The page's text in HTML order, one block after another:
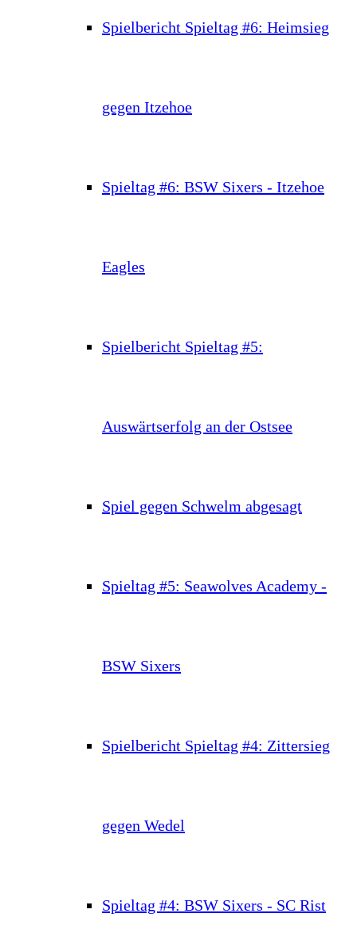
Spielbericht Spieltag #6: Heimsieg
gegen Itzehoe
Spieltag #6: BSW Sixers - Itzehoe
Eagles
Spielbericht Spieltag #5:
Auswärtserfolg an der Ostsee
Spiel gegen Schwelm abgesagt
Spieltag #5: Seawolves Academy -
BSW Sixers
Spielbericht Spieltag #4: Zittersieg
gegen Wedel
Spieltag #4: BSW Sixers - SC Rist